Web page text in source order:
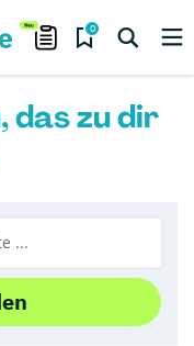
0
das zu dir